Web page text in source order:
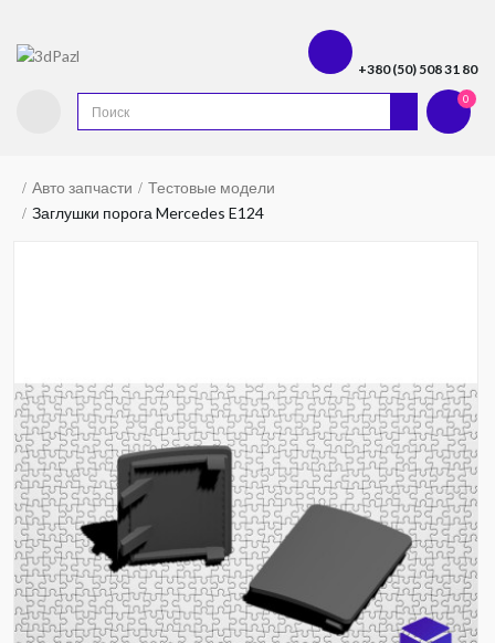
+380 (50) 508 31 80
0
Авто запчасти
Тестовые модели
Заглушки порога Mercedes E124